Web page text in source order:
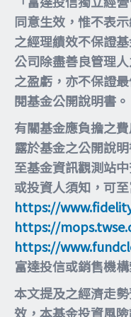
同意生效，惟不表
之經理績效不保證
公司除盡善良管理
之盈虧，亦不保證
閱基金公開說明書。
有關基金應負擔之
露於基金之公開說
至基金資訊觀測站
或投資人須知，可
https://
https://
https://
富達投信或銷售機構
本文提及之經濟走
效，本基金投資風